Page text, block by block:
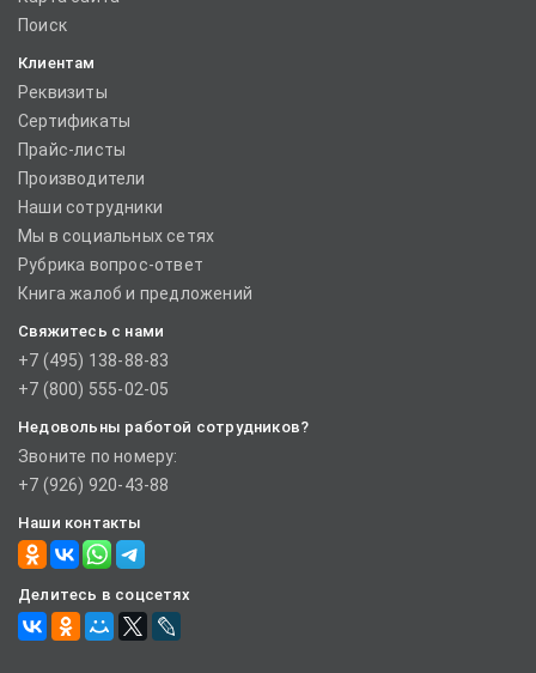
Поиск
Клиентам
Реквизиты
Сертификаты
Прайс-листы
Производители
Наши сотрудники
Мы в социальных сетях
Рубрика вопрос-ответ
Книга жалоб и предложений
Свяжитесь с нами
+7 (495) 138-88-83
+7 (800) 555-02-05
Недовольны работой сотрудников?
Звоните по номеру:
+7 (926) 920-43-88
Наши контакты
Делитесь в соцсетях